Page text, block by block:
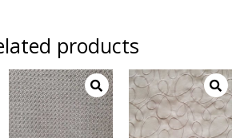
products